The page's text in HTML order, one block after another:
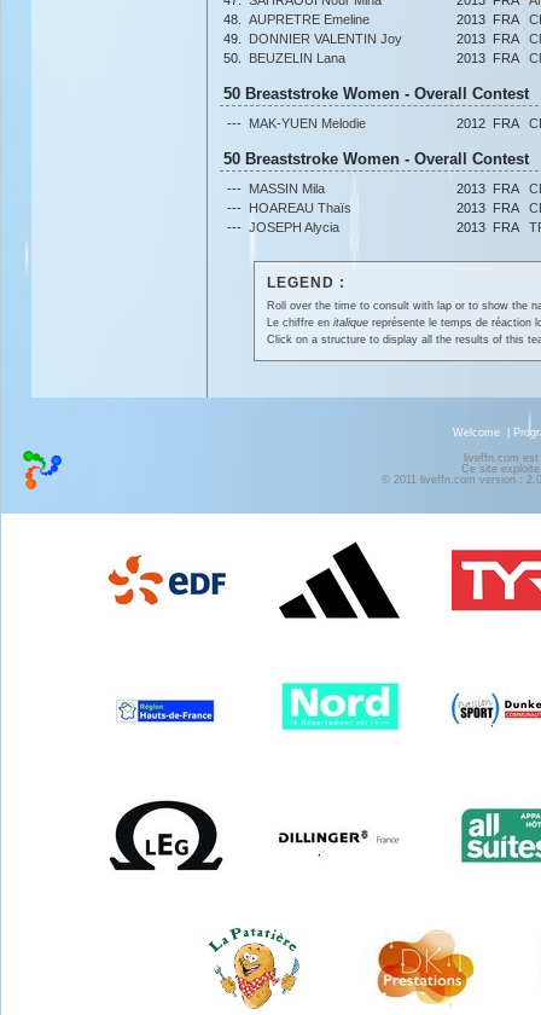
48.
AUPRETRE Emeline 2013 FRA
49.
DONNIER VALENTIN Joy 2013 FRA
50.
BEUZELIN Lana 2013 FRA
50 Breaststroke Women - Overall
--- MAK-YUEN Melodie 2012 FRA
50 Breaststroke Women - Overall
--- MASSIN Mila 2013 FRA
--- HOAREAU Thaïs 2013 FRA
--- JOSEPH Alycia 2013 FRA
LEGEND :
Roll over the time to consult with lap or to show the
Le chiffre en italiquereprésente le temps de réaction
Click on a structure to display all the results of this
Welcome
liveffn.com
Ce site
© 2011 liveffn.com version :